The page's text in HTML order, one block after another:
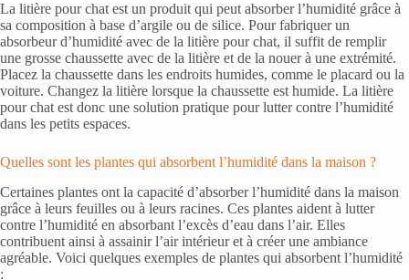
La litière pour chat est un produit qui peut absorber l’humidité grâce à
sa composition à base d’argile ou de silice. Pour fabriquer un
absorbeur d’humidité avec de la litière pour chat, il suffit de remplir
une grosse chaussette avec de la litière et de la nouer à une extrémité.
Placez la chaussette dans les endroits humides, comme le placard ou la
voiture. Changez la litière lorsque la chaussette est humide. La litière
pour chat est donc une solution pratique pour lutter contre l’humidité
dans les petits espaces.
Quelles sont les plantes qui absorbent l’humidité dans la maison ?
Certaines plantes ont la capacité d’absorber l’humidité dans la maison
grâce à leurs feuilles ou à leurs racines. Ces plantes aident à lutter
contre l’humidité en absorbant l’excès d’eau dans l’air. Elles
contribuent ainsi à assainir l’air intérieur et à créer une ambiance
agréable. Voici quelques exemples de plantes qui absorbent l’humidité
: